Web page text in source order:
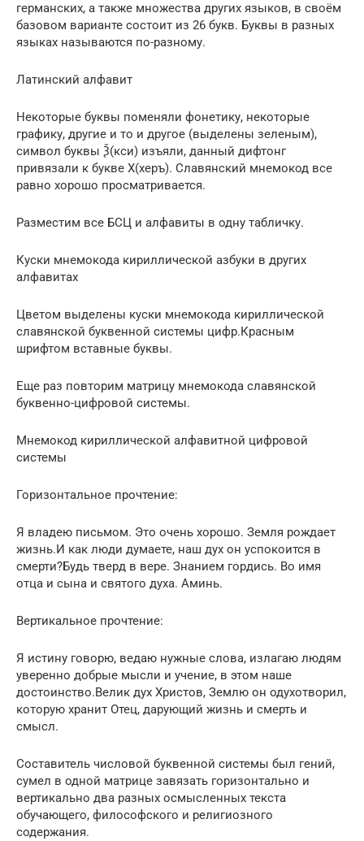
германских, а также множества других языков, в своём
базовом варианте состоит из 26 букв. Буквы в разных
языках называются по-разному.
Латинский алфавит
Некоторые буквы поменяли фонетику, некоторые
графику, другие и то и другое (выделены зеленым),
символ буквы Ѯ(кси) изъяли, данный дифтонг
привязали к букве Х(херъ). Славянский мнемокод все
равно хорошо просматривается.
Разместим все БСЦ и алфавиты в одну табличку.
Куски мнемокода кириллической азбуки в других
алфавитах
Цветом выделены куски мнемокода кириллической
славянской буквенной системы цифр.Красным
шрифтом вставные буквы.
Еще раз повторим матрицу мнемокода славянской
буквенно-цифровой системы.
Мнемокод кириллической алфавитной цифровой
системы
Горизонтальное прочтение:
Я владею письмом. Это очень хорошо. Земля рождает
жизнь.И как люди думаете, наш дух он успокоится в
смерти?Будь тверд в вере. Знанием гордись. Во имя
отца и сына и святого духа. Аминь.
Вертикальное прочтение:
Я истину говорю, ведаю нужные слова, излагаю людям
уверенно добрые мысли и учение, в этом наше
достоинство.Велик дух Христов, Землю он одухотворил,
которую хранит Отец, дарующий жизнь и смерть и
смысл.
Составитель числовой буквенной системы был гений,
сумел в одной матрице завязать горизонтально и
вертикально два разных осмысленных текста
обучающего, философского и религиозного
содержания.